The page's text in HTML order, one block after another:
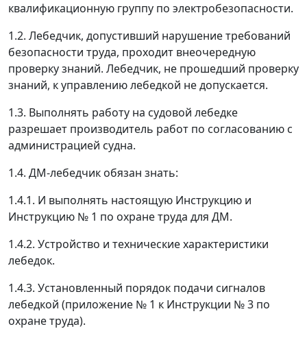
квалификационную группу по электробезопасности.
1.2. Лебедчик, допустивший нарушение требований
безопасности труда, проходит внеочередную
проверку знаний. Лебедчик, не прошедший проверку
знаний, к управлению лебедкой не допускается.
1.3. Выполнять работу на судовой лебедке
разрешает производитель работ по согласованию с
администрацией судна.
1.4. ДМ-лебедчик обязан знать:
1.4.1. И выполнять настоящую Инструкцию и
Инструкцию № 1 по охране труда для ДМ.
1.4.2. Устройство и технические характеристики
лебедок.
1.4.3. Установленный порядок подачи сигналов
лебедкой (приложение № 1 к Инструкции № 3 по
охране труда).